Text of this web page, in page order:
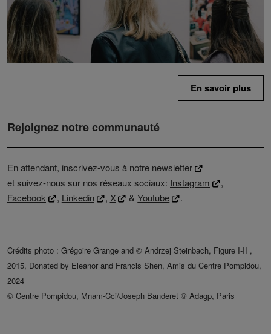
En savoir plus
Rejoignez notre communauté
En attendant, inscrivez-vous à notre newsletter
et suivez-nous sur nos réseaux sociaux: Instagram
,
Facebook
, Linkedin , X &Youtube .
Crédits photo : Grégoire Grange and © Andrzej Steinbach, Figure I-II ,
2015, Donated by Eleanor and Francis Shen, Amis du Centre Pompidou,
2024
© Centre Pompidou, Mnam-Cci/Joseph Banderet © Adagp, Paris